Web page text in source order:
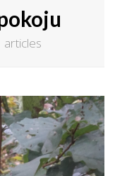
articles